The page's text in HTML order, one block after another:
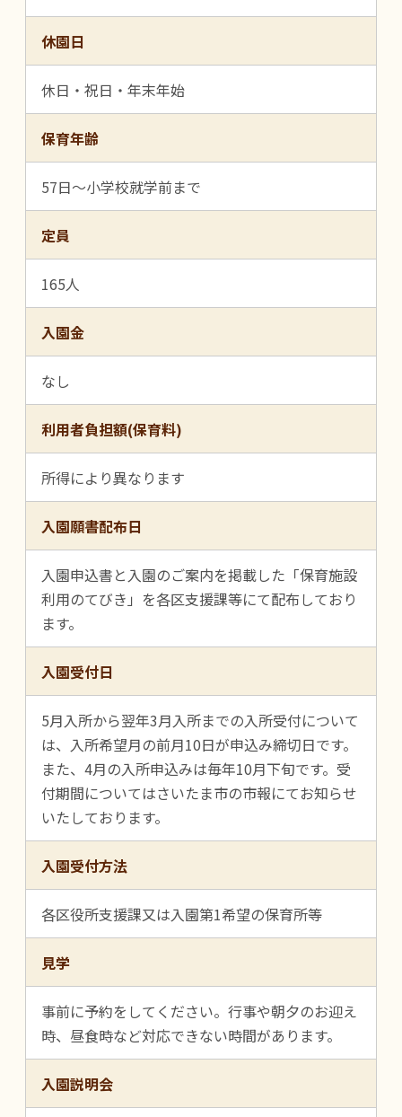
休園日
休日・祝日・年末年始
保育年齢
57日～小学校就学前まで
定員
165人
入園金
なし
利用者負担額(保育料)
所得により異なります
入園願書配布日
入園申込書と入園のご案内を掲載した「保育施設
利用のてびき」を各区支援課等にて配布しており
ます。
入園受付日
5月入所から翌年3月入所までの入所受付について
は、入所希望月の前月10日が申込み締切日です。
また、4月の入所申込みは毎年10月下旬です。受
付期間についてはさいたま市の市報にてお知らせ
いたしております。
入園受付方法
各区役所支援課又は入園第1希望の保育所等
見学
事前に予約をしてください。行事や朝夕のお迎え
時、昼食時など対応できない時間があります。
入園説明会